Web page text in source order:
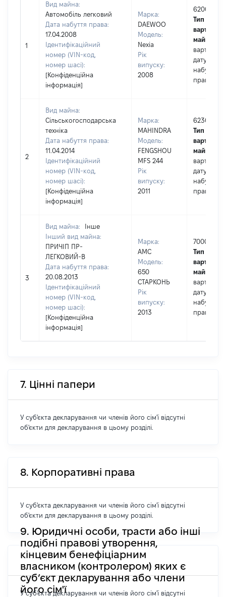
1
Вид майна:
Автомобіль легковий
Дата набуття права:
17.04.2008
Ідентифікаційний
номер (VIN-код,
номер шасі):
[Конфіденційна
інформація]
Марка:
DAEWOO
Модель:
Nexia
Рік
випуску:
2008
62000
Тип
вартості
майна:
вартість
дату
набуття
права
2
Вид майна:
Сільськогосподарська
техніка
Дата набуття права:
11.04.2014
Ідентифікаційний
номер (VIN-код,
номер шасі):
[Конфіденційна
інформація]
Марка:
MAHINDRA
Модель:
FENGSHOU
MFS 244
Рік
випуску:
2011
62300
Тип
вартості
майна:
вартість
дату
набуття
права
3
Вид майна:
Інше
Інший вид майна:
ПРИЧІП ПР-
ЛЕГКОВИЙ-В
Дата набуття права:
20.08.2013
Ідентифікаційний
номер (VIN-код,
номер шасі):
[Конфіденційна
інформація]
Марка:
АМС
Модель:
650
СТАРКОНЬ
Рік
випуску:
2013
7000
Тип
вартості
майна:
вартість
дату
набуття
права
7. Цінні папери
У суб'єкта декларування чи членів його сім'ї відсутні
об'єкти для декларування в цьому розділі.
8. Корпоративні права
У суб'єкта декларування чи членів його сім'ї відсутні
об'єкти для декларування в цьому розділі.
9. Юридичні особи, трасти або інші
подібні правові утворення,
кінцевим бенефіціарним
власником (контролером) яких є
суб’єкт декларування або члени
його сім'ї
У суб'єкта декларування чи членів його сім'ї відсутні